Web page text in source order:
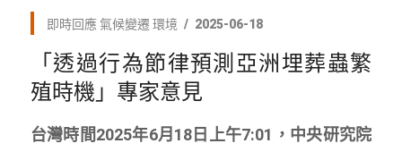
即時回應 氣候變遷 環境 2025-06-18
「透過行為節律預測亞洲埋葬蟲繁
殖時機」專家意見
台灣時間2025年6月18日上午7:01，中央研究院